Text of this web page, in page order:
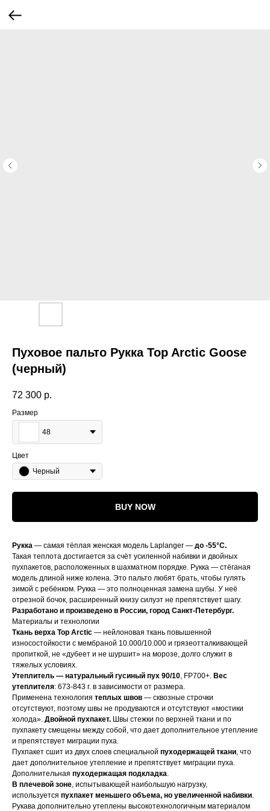
Пуховое пальто Рукка Top Arctic Goose
(черный)
72 300 р.
Размер
48
Цвет
Черный
BUY NOW
Рукка — самая тёплая женская модель Laplanger — до -55°С.
Такая теплота достигается за счёт усиленной набивки и двойных
пухпакетов, расположенных в шахматном порядке. Рукка — стёганая
модель длиной ниже колена. Это пальто любят брать, чтобы гулять
зимой с ребёнком. Рукка — это полноценная замена шубы. У неё
отрезной бочок, расширенный книзу силуэт не препятствует шагу.
Разработано и произведено в России, город Санкт-Петербург.
Материалы и технологии
Ткань верха Top Arctic — нейлоновая ткань повышенной
износостойкости с мембраной 10.000/10.000 и грязеотталкивающей
пропиткой, не «дубеет и не шуршит» на морозе, долго служит в
тяжелых условиях.
Утеплитель — натуральный гусиный пух 90/10, FP700+. Вес
утеплителя: 673-843 г. в зависимости от размера.
Применена технология теплых швов — сквозные строчки
отсутствуют, поэтому швы не продуваются и отсутствуют «мостики
холода». Двойной пухпакет. Швы стежки по верхней ткани и по
пухпакету смещены между собой, что дает дополнительное утепление
и препятствует миграции пуха.
Пухпакет сшит из двух слоев специальной пуходержащей ткани, что
дает дополнительное утепление и препятствует миграции пуха.
Дополнительная пуходержащая подкладка.
В плечевой зоне, испытывающей наибольшую нагрузку,
используется пухпакет меньшего объема, но увеличенной набивки.
Рукава дополнительно утеплены высокотехнологичным материалом